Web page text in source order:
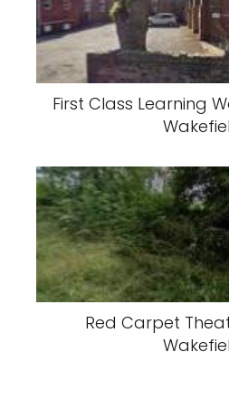
First Class Learning
Red Carpet